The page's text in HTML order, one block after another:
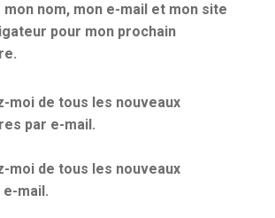
nom, mon e-mail et mon site
pour mon prochain
moi de tous les nouveaux
par e-mail.
moi de tous les nouveaux
mail.